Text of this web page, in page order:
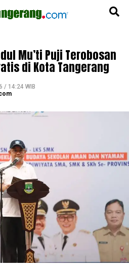
Mu’ti Puji Terobosan
di Kota Tangerang
/ 14:24 WIB